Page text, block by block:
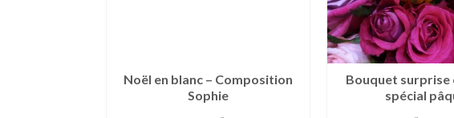
choisies
sur
être
sur
Noël en blanc – Composition
Sophie
Bouquet surprise
spécial